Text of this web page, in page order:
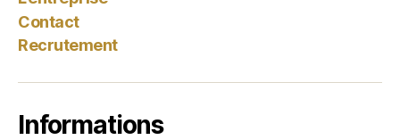
Contact
Recrutement
Informations